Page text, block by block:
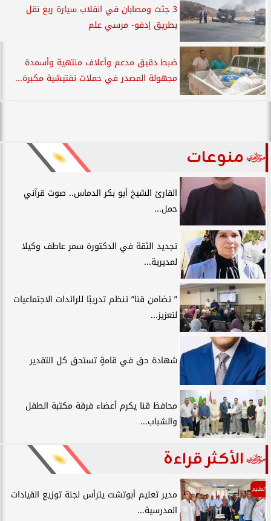
3 جثث ومصابان في انقلاب سيارة ربع نقل
بطريق إدفو- مرسي علم
ضبط دقيق مدعم وأعلاف منتهية وأسمدة
مجهولة المصدر في حملات تفتيشية مكبرة...
منوعات
القارئ الشيخ أبو بكر الدماس.. صوت قرآني
حمل...
تجديد الثقة في الدكتورة سمر عاطف وكيلا
لمديرية...
” تضامن قنا” تنظم تدريبًا للرائدات الاجتماعيات
لتعزيز...
شهادة حق في قامةٍ تستحق كل التقدير
محافظ قنا يكرم أعضاء فرقة مكتبة الطفل
والشباب...
الأكثر قراءة
تعليم
مدير تعليم أبوتشت يترأس لجنة توزيع القيادات
المدرسية...